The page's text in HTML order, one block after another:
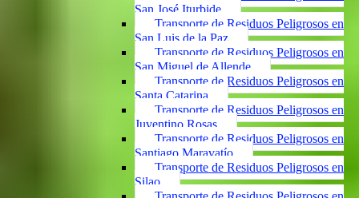
San José Iturbide
Transporte de Residuos Peligrosos en
San Luis de la Paz
Transporte de Residuos Peligrosos en
San Miguel de Allende
Transporte de Residuos Peligrosos en
Santa Catarina
Transporte de Residuos Peligrosos en
Juventino Rosas
Transporte de Residuos Peligrosos en
Santiago Maravatío
Transporte de Residuos Peligrosos en
Silao